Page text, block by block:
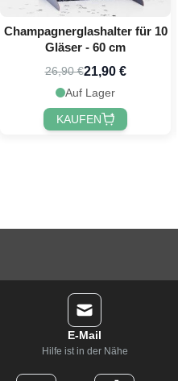
Champagnerglashalter für 10
Gläser - 60 cm
26,90 €21,90 €
Auf Lager
KAUFEN
E-Mail
Hilfe ist in der Nähe